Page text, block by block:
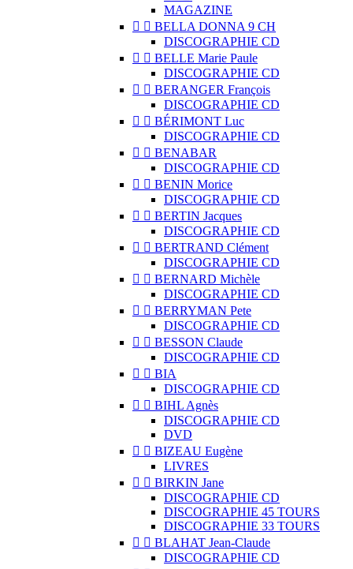
MAGAZINE
  BELLA DONNA 9 CH
DISCOGRAPHIE CD
  BELLE Marie Paule
DISCOGRAPHIE CD
  BERANGER François
DISCOGRAPHIE CD
  BÉRIMONT Luc
DISCOGRAPHIE CD
  BENABAR
DISCOGRAPHIE CD
  BENIN Morice
DISCOGRAPHIE CD
  BERTIN Jacques
DISCOGRAPHIE CD
  BERTRAND Clément
DISCOGRAPHIE CD
  BERNARD Michèle
DISCOGRAPHIE CD
  BERRYMAN Pete
DISCOGRAPHIE CD
  BESSON Claude
DISCOGRAPHIE CD
  BIA
DISCOGRAPHIE CD
  BIHL Agnès
DISCOGRAPHIE CD
DVD
  BIZEAU Eugène
LIVRES
  BIRKIN Jane
DISCOGRAPHIE CD
DISCOGRAPHIE 45 TOURS
DISCOGRAPHIE 33 TOURS
  BLAHAT Jean-Claude
DISCOGRAPHIE CD